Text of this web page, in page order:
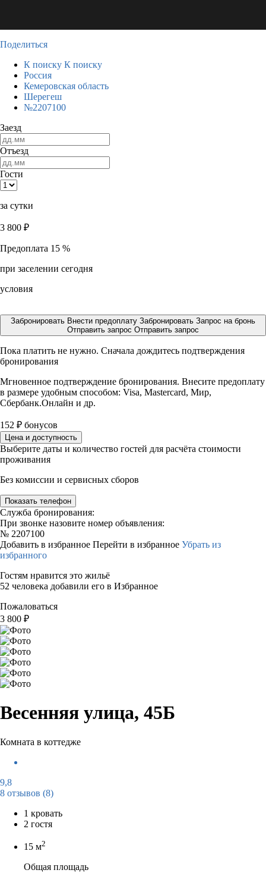
Поделиться
К поиску К поиску
Россия
Кемеровская область
Шерегеш
№2207100
Заезд
Отъезд
Гости
за сутки
3 800 ₽
Предоплата 15 %
при заселении сегодня
условия
Забронировать Внести предоплату Забронировать Запрос на бронь
Отправить запрос Отправить запрос
Пока платить не нужно. Сначала дождитесь подтверждения
бронирования
Мгновенное подтверждение бронирования. Внесите предоплату
в размере удобным способом: Visa, Mastercard, Мир,
Сбербанк.Онлайн и др.
152 ₽ бонусов
Цена и доступность
Выберите даты и количество гостей для расчёта стоимости
проживания
Без комиссии и сервисных сборов
Показать телефон
Служба бронирования:
При звонке назовите номер объявления:
№ 2207100
Добавить в избранное Перейти в избранное Убрать из
избранного
Гостям нравится это жильё
52 человека добавили его в Избранное
Пожаловаться
3 800 ₽
Весенняя улица, 45Б
Комната в коттедже
9,8
8 отзывов (8)
1 кровать
2 гостя
15 м2
Общая площадь